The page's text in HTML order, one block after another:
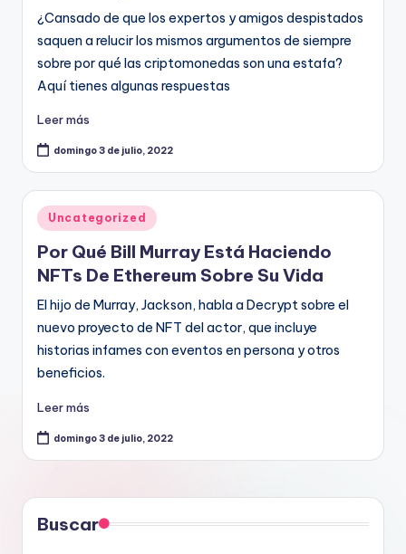
¿Cansado de que los expertos y amigos despistados
saquen a relucir los mismos argumentos de siempre
sobre por qué las criptomonedas son una estafa?
Aquí tienes algunas respuestas
Leer más
domingo 3 de julio, 2022
Publicado
en
Uncategorized
Por Qué Bill Murray Está Haciendo
NFTs De Ethereum Sobre Su Vida
El hijo de Murray, Jackson, habla a Decrypt sobre el
nuevo proyecto de NFT del actor, que incluye
historias infames con eventos en persona y otros
beneficios.
Leer más
domingo 3 de julio, 2022
Buscar